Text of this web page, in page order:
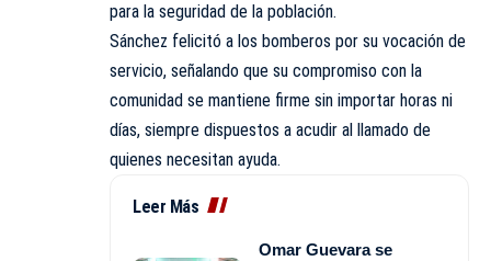
para la seguridad de la población.
Sánchez felicitó a los bomberos por su vocación de
servicio, señalando que su compromiso con la
comunidad se mantiene firme sin importar horas ni
días, siempre dispuestos a acudir al llamado de
quienes necesitan ayuda.
Leer Más
Omar Guevara se